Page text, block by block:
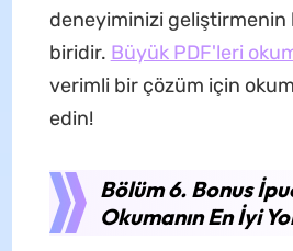
deneyiminizi geliştirmenin
biridir. Büyük PDF'leri
verimli bir çözüm için
edin!
Bölüm 6. Bonus
Okumanın En İyi